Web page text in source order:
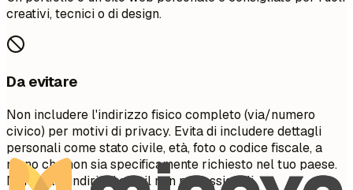
creativi, tecnici o di design.
Da evitare
Non includere l'indirizzo fisico completo (via/numero
civico) per motivi di privacy. Evita di includere dettagli
personali come stato civile, età, foto o codice fiscale, a
meno che non sia specificamente richiesto nel tuo paese.
Non usare indirizzi email non professionali.